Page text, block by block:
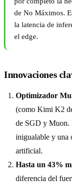
de No Máximos.
la latencia de
el edge.
Innovaciones
Optimizador
(como Kimi K2
de SGD y Muon.
inigualable y una
artificial.
Hasta un 43%
diferencia del